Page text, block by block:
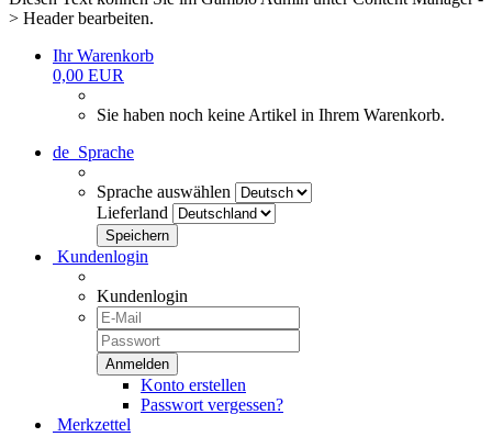
> Header bearbeiten.
Ihr Warenkorb
0,00 EUR
Sie haben noch keine Artikel in Ihrem Warenkorb.
de Sprache
Sprache auswählen
Lieferland
Kundenlogin
Kundenlogin
Konto erstellen
Passwort vergessen?
Merkzettel